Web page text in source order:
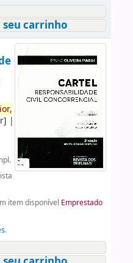
carrinho
|
item disponível Emprestado
.